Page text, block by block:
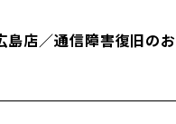
島店／通信障害復旧のお